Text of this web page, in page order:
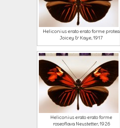
Heliconius erato erato forme protea
Joicey & Kaye, 1917
Heliconius erato erato forme
roseoflava Neustetter, 1926